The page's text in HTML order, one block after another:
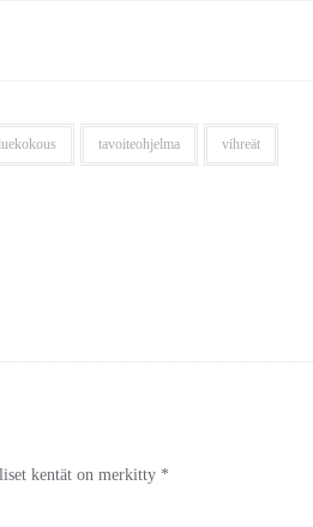
tavoiteohjelma vihreät
kentät on merkitty *